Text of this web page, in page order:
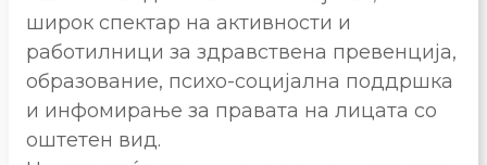
широк спектар на активности и
работилници за здравствена превенција,
образование, психо-социјална поддршка
и инфомирање за правата на лицата со
оштетен вид.